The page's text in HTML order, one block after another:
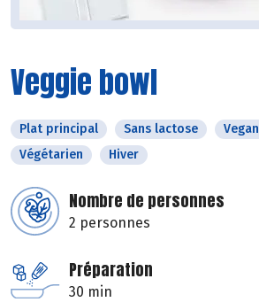
Veggie bowl
Plat principal Sans lactose Vegan
Végétarien
Hiver
Nombre de personnes
2 personnes
Préparation
30 min